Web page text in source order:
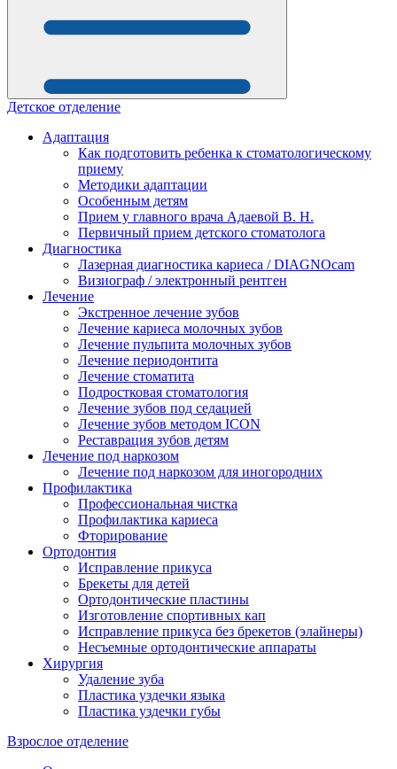
Детское отделение
Адаптация
Как подготовить ребенка к стоматологическому
приему
Методики адаптации
Особенным детям
Прием у главного врача Адаевой В. Н.
Первичный прием детского стоматолога
Диагностика
Лазерная диагностика кариеса / DIAGNOcam
Визиограф / электронный рентген
Лечение
Экстренное лечение зубов
Лечение кариеса молочных зубов
Лечение пульпита молочных зубов
Лечение периодонтита
Лечение стоматита
Подростковая стоматология
Лечение зубов под седацией
Лечение зубов методом ICON
Реставрация зубов детям
Лечение под наркозом
Лечение под наркозом для иногородних
Профилактика
Профессиональная чистка
Профилактика кариеса
Фторирование
Ортодонтия
Исправление прикуса
Брекеты для детей
Ортодонтические пластины
Изготовление спортивных кап
Исправление прикуса без брекетов (элайнеры)
Несъемные ортодонтические аппараты
Хирургия
Удаление зуба
Пластика уздечки языка
Пластика уздечки губы
Взрослое отделение